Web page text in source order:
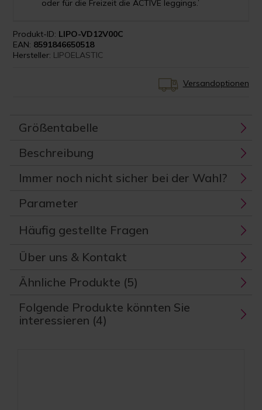
oder für die Freizeit die ACTIVE leggings.’
Produkt-ID: LIPO-VD12V00C
EAN: 8591846650518
Hersteller: LIPOELASTIC
Versandoptionen
Größentabelle
Beschreibung
Immer noch nicht sicher bei der Wahl?
Parameter
Häufig gestellte Fragen
Über uns & Kontakt
Ähnliche Produkte (5)
Folgende Produkte könnten Sie
interessieren (4)